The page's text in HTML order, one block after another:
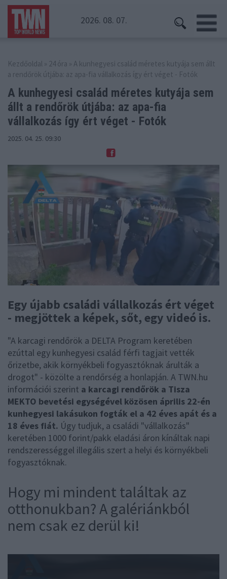
2026. 08. 07.
Kezdőoldal » 24 óra » A kunhegyesi család méretes kutyája sem állt
a rendőrök útjába: az apa-fia vállalkozás így ért véget - Fotók
A kunhegyesi család méretes kutyája sem
állt a rendőrök útjába: az apa-fia
vállalkozás így ért véget - Fotók
2025. 04. 25. 09:30
Egy újabb családi vállalkozás ért véget
- megjöttek a képek, sőt, egy videó is.
"A karcagi rendőrök a DELTA Program keretében
ezúttal egy kunhegyesi család férfi tagjait vették
őrizetbe, akik környékbeli fogyasztóknak árulták a
drogot" - közölte a rendőrség a honlapján. A TWN.hu
információi szerint a karcagi rendőrök a Tisza
MEKTO bevetési egységével közösen április 22-én
kunhegyesi lakásukon fogták el a 42 éves apát és a
18 éves fiát. Úgy tudjuk, a családi "vállalkozás"
keretében 1000 forint/pakk eladási áron kínáltak napi
rendszerességgel illegális szert a helyi és környékbeli
fogyasztóknak.
Hogy mi mindent találtak az
otthonukban? A galériánkból
nem csak ez derül ki!